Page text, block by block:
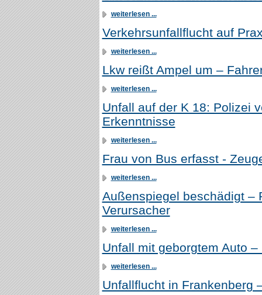
weiterlesen ...
Verkehrsunfallflucht auf
weiterlesen ...
Lkw reißt Ampel um –
weiterlesen ...
Unfall auf der K 18: Polizei
Erkenntnisse
weiterlesen ...
Frau von Bus erfasst -
weiterlesen ...
Außenspiegel beschädigt –
Verursacher
weiterlesen ...
Unfall mit geborgtem Auto
weiterlesen ...
Unfallflucht in Frankenberg